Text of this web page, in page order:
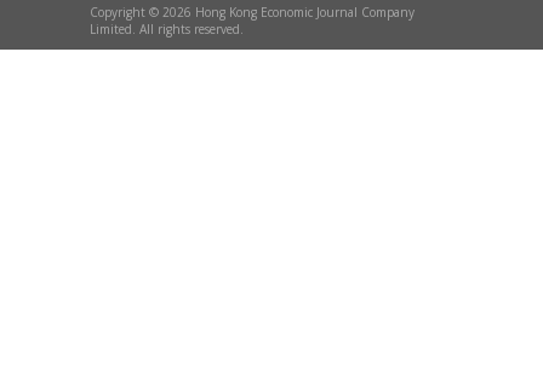
Copyright © 2026 Hong Kong Economic Journal Company
Limited. All rights reserved.